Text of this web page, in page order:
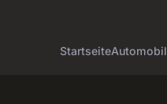
StartseiteAutomobil